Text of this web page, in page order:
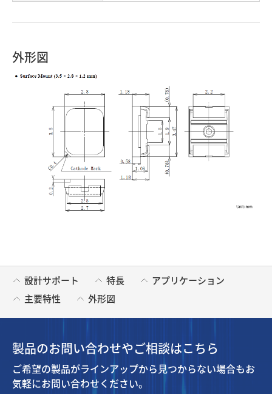
外形図
設計サポート 特長
アプリケーション
主要特性
外形図
製品のお問い合わせやご相談はこちら
ご希望の製品がラインアップから見つからない場合もお
気軽にお問い合わせください。